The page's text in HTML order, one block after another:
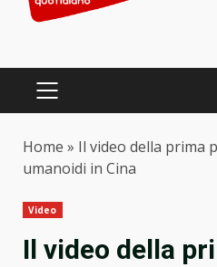
PRIMARY
Home » Il video della prima
umanoidi in Cina
Video
Il video della